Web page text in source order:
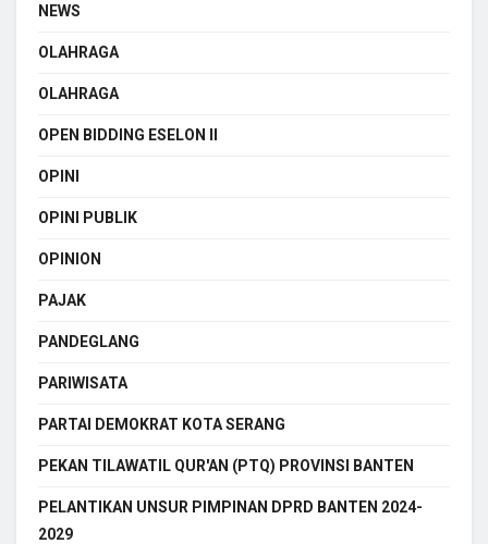
NEWS
OLAHRAGA
OLAHRAGA
OPEN BIDDING ESELON II
OPINI
OPINI PUBLIK
OPINION
PAJAK
PANDEGLANG
PARIWISATA
PARTAI DEMOKRAT KOTA SERANG
PEKAN TILAWATIL QUR'AN (PTQ) PROVINSI BANTEN
PELANTIKAN UNSUR PIMPINAN DPRD BANTEN 2024-
2029